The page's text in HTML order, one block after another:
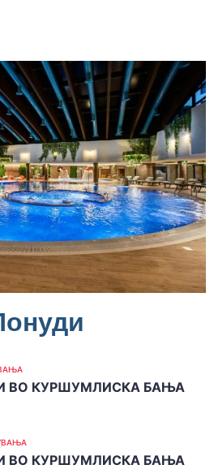
ВО КУРШУМЛИСКА БАЊА
ВО КУРШУМЛИСКА БАЊА